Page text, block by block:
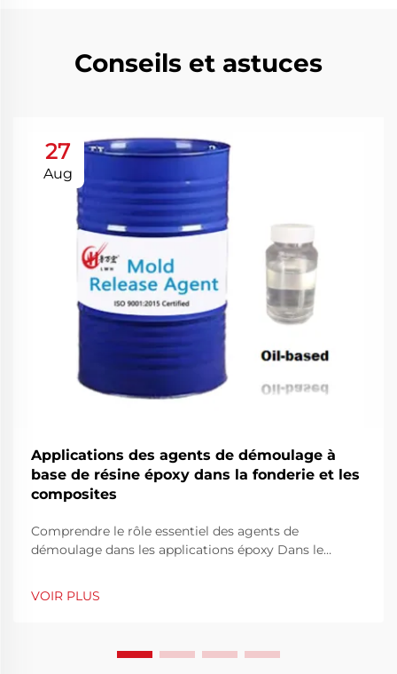
Conseils et astuces
27
Aug
Applications des agents de démoulage à
base de résine époxy dans la fonderie et les
composites
Comprendre le rôle essentiel des agents de
démoulage dans les applications époxy Dans le
l'utilisation correcte des agents de démoulage. Ces
VOIR PLUS